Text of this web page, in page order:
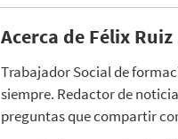
Acerca de Félix Ruiz
Trabajador Social de
siempre. Redactor de
preguntas que compartir